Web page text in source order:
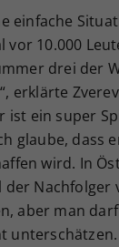
einfache
vor 10.000
drei der
erklärte
ist ein super
glaube, dass
wird. In
der Nachfolger
aber man